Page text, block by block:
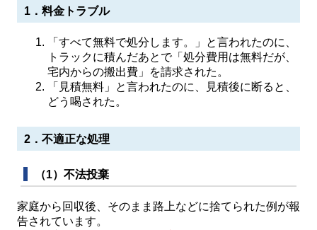
1．料金トラブル
「すべて無料で処分します。」と言われたのに、
トラックに積んだあとで「処分費用は無料だが、
宅内からの搬出費」を請求された。
「見積無料」と言われたのに、見積後に断ると、
どう喝された。
2．不適正な処理
（1）不法投棄
家庭から回収後、そのまま路上などに捨てられた例が報
告されています。